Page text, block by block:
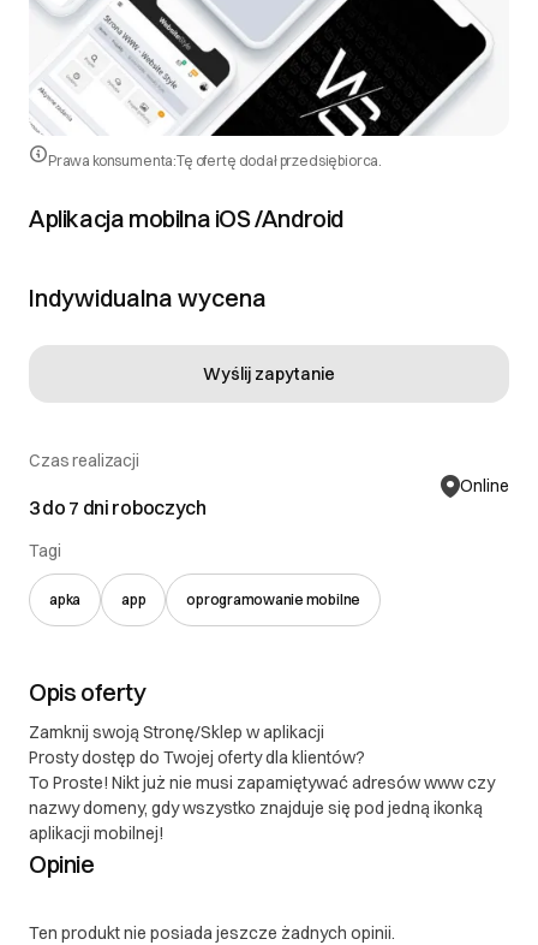
Prawa konsumenta:Tę ofertę dodał przedsiębiorca.
Aplikacja mobilna iOS /Android
Indywidualna wycena
Czas realizacji
3 do 7 dni roboczych
Online
Tagi
apka app oprogramowanie mobilne
Wyślij zapytanie
Opis oferty
Zamknij swoją Stronę/Sklep w aplikacji
Prosty dostęp do Twojej oferty dla klientów?
To Proste! Nikt już nie musi zapamiętywać adresów www czy
nazwy domeny, gdy wszystko znajduje się pod jedną ikonką
aplikacji mobilnej!
Opinie
Ten produkt nie posiada jeszcze żadnych opinii.